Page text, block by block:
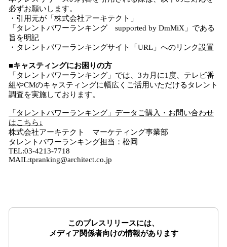
必ずお願いします。
・引用元が「株式会社アーキテクト」
「タレントパワーランキング supported by DmMiX」である
旨を明記
・タレントパワーランキングサイト「URL」へのリンク設置
■キャスティングにお困りの方
「タレントパワーランキング」では、3カ月に1度、テレビ番
組やCMのキャスティングに幅広くご活用いただけるタレント
調査を実施しております。
「タレントパワーランキング」データご購入・お問い合わせ
はこちら↓
株式会社アーキテクト マーケティング事業部
タレントパワーランキング担当：松岡
TEL:03-4213-7718
MAIL:tpranking@architect.co.jp
このプレスリリースには、
メディア関係者向けの情報があります